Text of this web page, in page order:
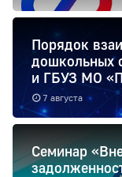
7 августа
Порядок
дошкольных
и ГБУЗ МО
Семинар